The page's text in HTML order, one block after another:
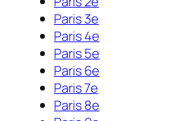
Paris 3e
Paris 4e
Paris 5e
Paris 6e
Paris 7e
Paris 8e